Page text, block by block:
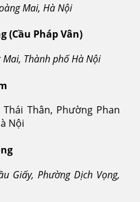
Mai, Hà Nội
(Cầu Pháp Vân)
Thành phố Hà Nội
Thân, Phường Phan
Nội
Giấy, Phường Dịch Vọng,